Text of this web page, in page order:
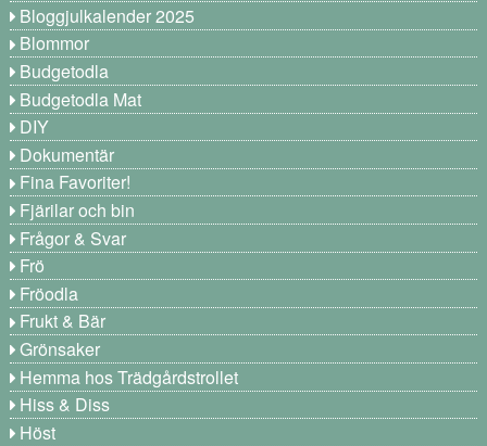
Bloggjulkalender 2025
Blommor
Budgetodla
Budgetodla Mat
DIY
Dokumentär
Fina Favoriter!
Fjärilar och bin
Frågor & Svar
Frö
Fröodla
Frukt & Bär
Grönsaker
Hemma hos Trädgårdstrollet
Hiss & Diss
Höst